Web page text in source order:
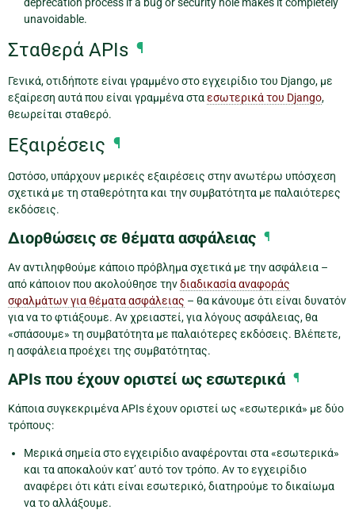
deprecation process if a bug or security hole makes it completely
unavoidable.
Σταθερά APIs ¶
Γενικά, οτιδήποτε είναι γραμμένο στο εγχειρίδιο του Django, με
εξαίρεση αυτά που είναι γραμμένα σταεσωτερικά του Django,
θεωρείται σταθερό.
Εξαιρέσεις ¶
Ωστόσο, υπάρχουν μερικές εξαιρέσεις στην ανωτέρω υπόσχεση
σχετικά με τη σταθερότητα και την συμβατότητα με παλαιότερες
εκδόσεις.
Διορθώσεις σε θέματα ασφάλειας ¶
Αν αντιληφθούμε κάποιο πρόβλημα σχετικά με την ασφάλεια –
από κάποιον που ακολούθησε τηνδιαδικασία αναφοράς
σφαλμάτων για θέματα ασφάλειας – θα κάνουμε ότι είναι δυνατόν
για να το φτιάξουμε. Αν χρειαστεί, για λόγους ασφάλειας, θα
«σπάσουμε» τη συμβατότητα με παλαιότερες εκδόσεις. Βλέπετε,
η ασφάλεια προέχει της συμβατότητας.
APIs που έχουν οριστεί ως εσωτερικά ¶
Κάποια συγκεκριμένα APIs έχουν οριστεί ως «εσωτερικά» με δύο
τρόπους:
Μερικά σημεία στο εγχειρίδιο αναφέρονται στα «εσωτερικά»
και τα αποκαλούν κατ’ αυτό τον τρόπο. Αν το εγχειρίδιο
αναφέρει ότι κάτι είναι εσωτερικό, διατηρούμε το δικαίωμα
να το αλλάξουμε.